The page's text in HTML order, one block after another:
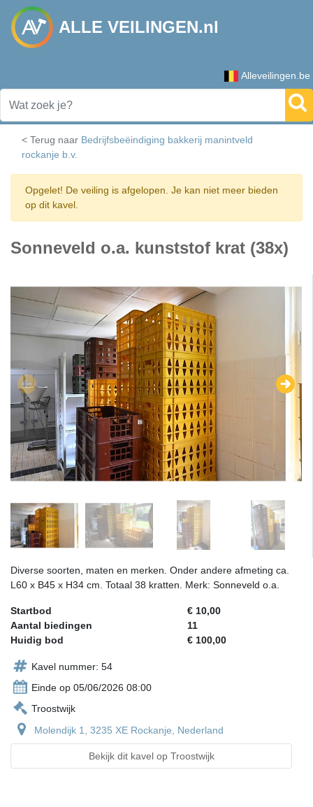
ALLE VEILINGEN.nl
Alleveilingen.be
< Terug naar Bedrijfsbeëindiging bakkerij manintveld
rockanje b.v.
Opgelet! De veiling is afgelopen. Je kan niet meer bieden
op dit kavel.
Sonneveld o.a. kunststof krat (38x)
Diverse soorten, maten en merken. Onder andere afmeting ca.
L60 x B45 x H34 cm. Totaal 38 kratten. Merk: Sonneveld o.a.
Startbod
€ 10,00
Aantal biedingen
11
Huidig bod
€ 100,00
Kavel nummer: 54
Einde op 05/06/2026 08:00
Troostwijk
Molendijk 1, 3235 XE Rockanje, Nederland
Bekijk dit kavel op Troostwijk